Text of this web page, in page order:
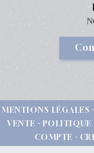
MENTIONS LÉGALES
VENTE
POLITIQUE
COMPTE